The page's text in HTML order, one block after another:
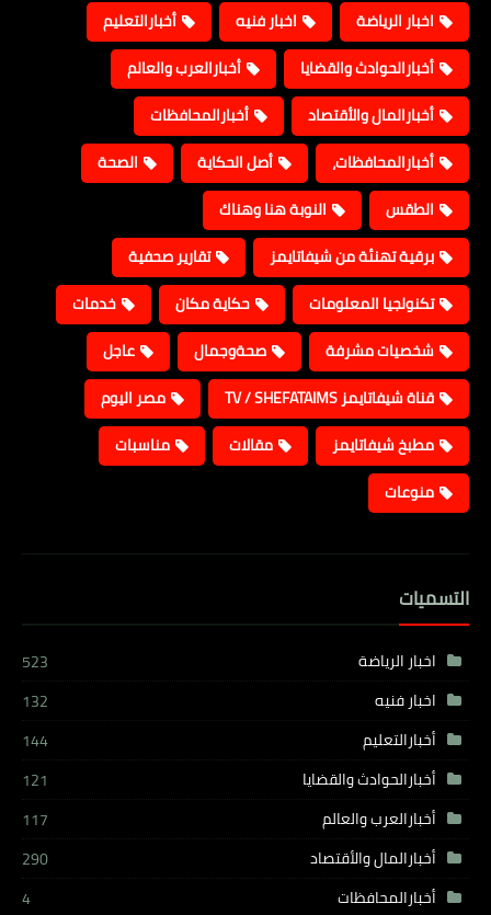
اخبار الرياضة اخبار فنيه
أخبارالتعليم
أخبارالحوادث والقضايا
أخبارالعرب والعالم
أخبارالمال والأقتصاد
أخبارالمحافظات
أخبارالمحافظات،
أصل الحكاية
الصحة
الطقس
النوبة هنا وهناك
برقية تهنئة من شيفاتايمز
تقارير صحفية
تكنولجيا المعلومات
حكاية مكان
خدمات
شخصيات مشرفة
صحةوجمال
عاجل
قناة شيفاتايمز TV / SHEFATAIMS
مصر اليوم
مطبخ شيفاتايمز
مقالات
مناسبات
منوعات
التسميات
اخبار الرياضة
523
اخبار فنيه
132
أخبارالتعليم
144
أخبارالحوادث والقضايا
121
أخبارالعرب والعالم
117
أخبارالمال والأقتصاد
290
أخبارالمحافظات
4